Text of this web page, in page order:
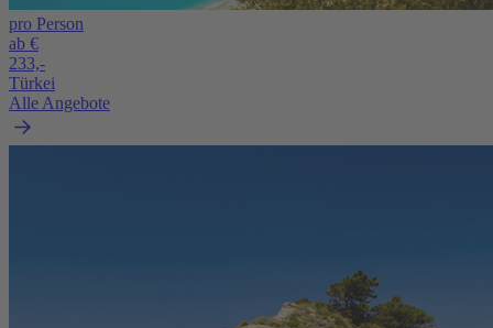
pro Person
ab €
233,-
Türkei
Alle Angebote